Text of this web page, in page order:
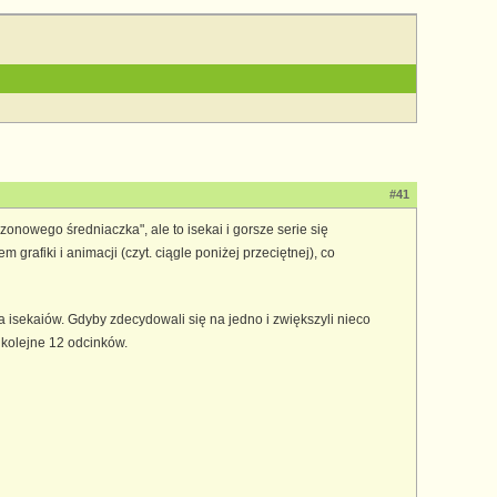
#41
średniaczka", ale to isekai i gorsze serie się
grafiki i animacji (czyt. ciągle poniżej przeciętnej), co
isekaiów. Gdyby zdecydowali się na jedno i zwiększyli nieco
12 odcinków.